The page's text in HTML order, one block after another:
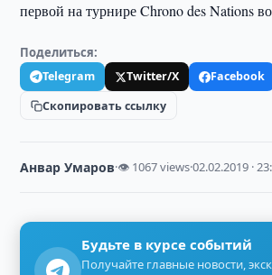
первой на турнире Chrono des Nations
Поделиться:
Telegram Twitter/X
Facebook
Скопировать ссылку
Анвар Умаров·👁 1067 views·02.02.2019 ·
Будьте в курсе событий
Получайте главные новости,